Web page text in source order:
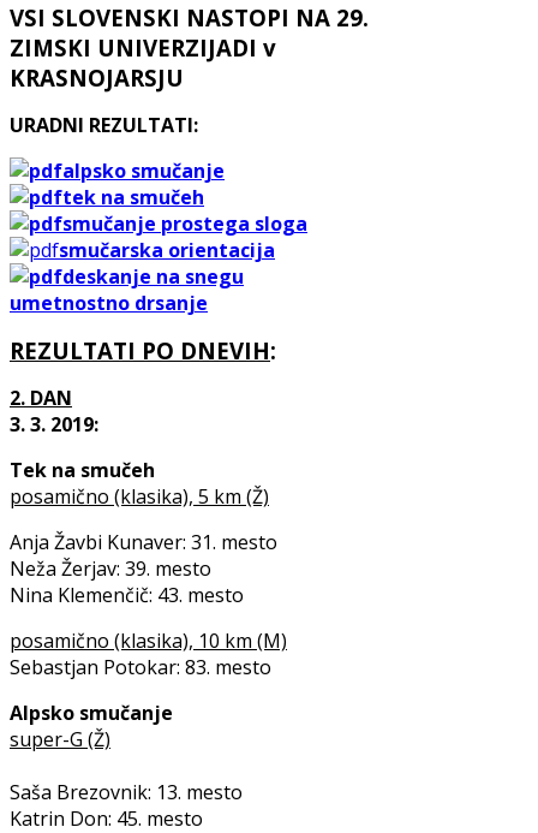
VSI SLOVENSKI NASTOPI NA 29.
ZIMSKI UNIVERZIJADI v
KRASNOJARSJU
URADNI REZULTATI:
alpsko smučanje
tek na smučeh
smučanje prostega sloga
smučarska orientacija
deskanje na snegu
umetnostno drsanje
REZULTATI PO DNEVIH:
2. DAN
3. 3. 2019:
Tek na smučeh
posamično (klasika), 5 km (Ž)
Anja Žavbi Kunaver: 31. mesto
Neža Žerjav: 39. mesto
Nina Klemenčič: 43. mesto
posamično (klasika), 10 km (M)
Sebastjan Potokar: 83. mesto
Alpsko smučanje
super-G (Ž)
Saša Brezovnik: 13. mesto
Katrin Don: 45. mesto